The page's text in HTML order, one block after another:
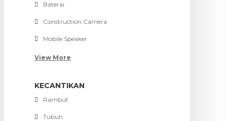
Baterai
Construction Camera
Mobile Speaker
View More
KECANTIKAN
Rambut
Tubuh